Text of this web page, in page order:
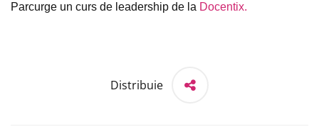
Parcurge un curs de leadership de la Docentix.
Distribuie